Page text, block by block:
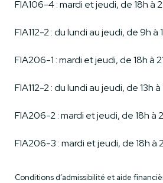
FIA106-4 : mardi et jeudi, de 18h à
FIA112-2 : du lundi au jeudi, de 9h à
FIA206-1 : mardi et jeudi, de 18h à
FIA112-2 : du lundi au jeudi, de 13h à
FIA206-2 : mardi et jeudi, de 18h à
FIA206-3 : mardi et jeudi, de 18h à
Conditions d’admissibilité et aide